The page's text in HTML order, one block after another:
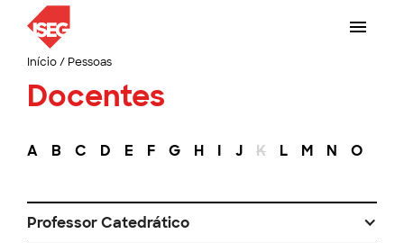
Início/ Pessoas
Docentes
A B C D E F G H I J K L M N O
Professor Catedrático